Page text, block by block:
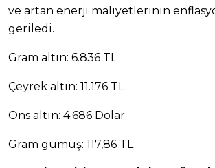
ve artan enerji maliyetlerinin
geriledi.
Gram altın: 6.836 TL
Çeyrek altın: 11.176 TL
Ons altın: 4.686 Dolar
Gram gümüş: 117,86 TL